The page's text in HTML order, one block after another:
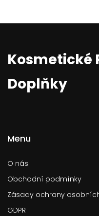
Kosmetické
Doplňky
Menu
O nás
Obchodní podmínky
Zásady ochrany
GDPR